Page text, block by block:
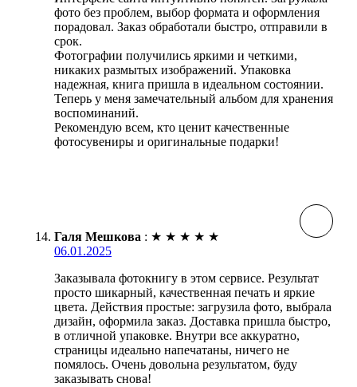
фото без проблем, выбор формата и оформления
порадовал. Заказ обработали быстро, отправили в
срок.
Фотографии получились яркими и четкими,
никаких размытых изображений. Упаковка
надежная, книга пришла в идеальном состоянии.
Теперь у меня замечательный альбом для хранения
воспоминаний.
Рекомендую всем, кто ценит качественные
фотосувениры и оригинальные подарки!
Галя Мешкова : ★ ★ ★ ★ ★
06.01.2025
Заказывала фотокнигу в этом сервисе. Результат
просто шикарный, качественная печать и яркие
цвета. Действия простые: загрузила фото, выбрала
дизайн, оформила заказ. Доставка пришла быстро,
в отличной упаковке. Внутри все аккуратно,
страницы идеально напечатаны, ничего не
помялось. Очень довольна результатом, буду
заказывать снова!